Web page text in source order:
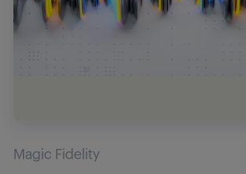
Magic Fidelity